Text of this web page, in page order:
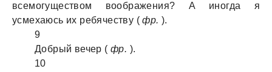
всемогуществом воображения? А иногда я
усмехаюсь их ребячеству (фр.).
9
Добрый вечер ( фр. ).
10